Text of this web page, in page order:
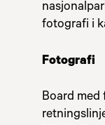
fotografi i
Fotografi
Board